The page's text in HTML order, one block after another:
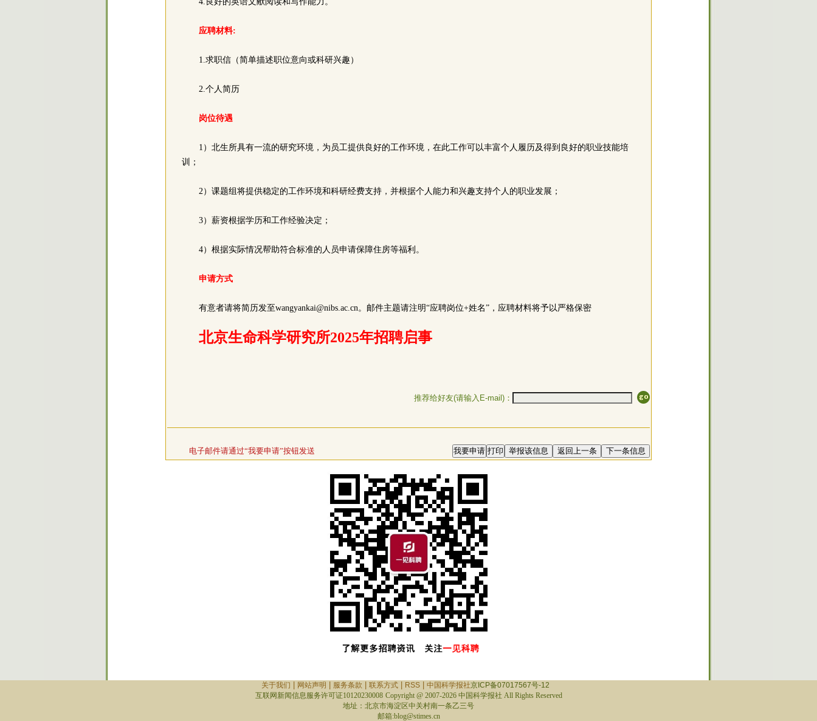
应聘材料:
1.求职信（简单描述职位意向或科研兴趣）
2.个人简历
岗位待遇
1）北生所具有一流的研究环境，为员工提供良好的工作环境，在此工作可以丰富个人履历及得到良好的职业技能培
训；
2）课题组将提供稳定的工作环境和科研经费支持，并根据个人能力和兴趣支持个人的职业发展；
3）薪资根据学历和工作经验决定；
4）根据实际情况帮助符合标准的人员申请保障住房等福利。
申请方式
有意者请将简历发至wangyankai@nibs.ac.cn。邮件主题请注明“应聘岗位+姓名”，应聘材料将予以严格保密
北京生命科学研究所2025年招聘启事
推荐给好友(请输入E-mail)：
电子邮件请通过“我要申请”按钮发送
关于我们 网站声明 服务条款 联系方式 RSS 中国科学报社京ICP备07017567号-12
互联网新闻信息服务许可证10120230008 Copyright @ 2007-2026 中国科学报社 All Rights Reserved
地址：北京市海淀区中关村南一条乙三号
邮箱:blog@stimes.cn